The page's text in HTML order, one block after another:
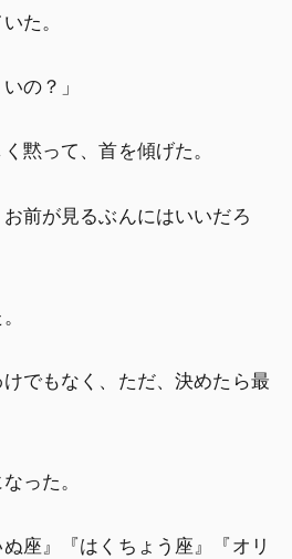
た。
の？」
黙って、首を傾げた。
お前が見るぶんにはいいだろ
でもなく、ただ、決めたら最
った。
ぬ座』『はくちょう座』『オリ